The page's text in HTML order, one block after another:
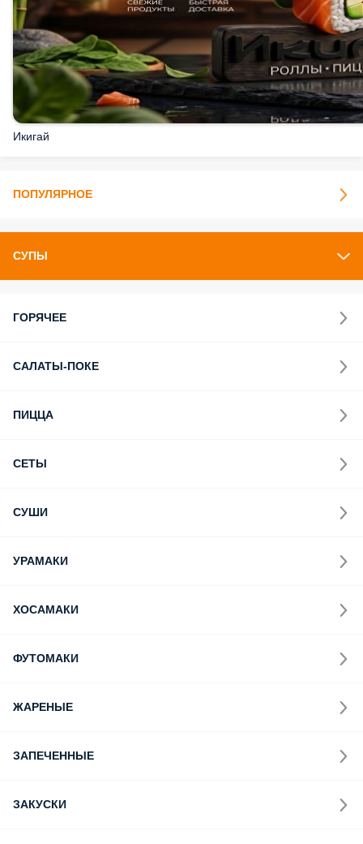
Икигай
ПОПУЛЯРНОЕ
СУПЫ
ГОРЯЧЕЕ
САЛАТЫ-ПОКЕ
ПИЦЦА
СЕТЫ
СУШИ
УРАМАКИ
ХОСАМАКИ
ФУТОМАКИ
ЖАРЕНЫЕ
ЗАПЕЧЕННЫЕ
ЗАКУСКИ